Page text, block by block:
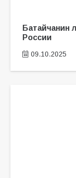
Батайчанин
России
09.10.2025